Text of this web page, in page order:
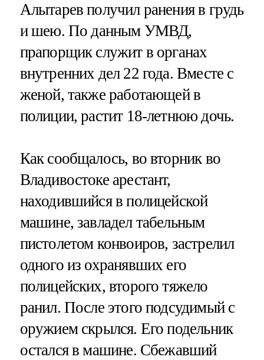
Алытарев получил ранения в грудь
и шею. По данным УМВД,
прапорщик служит в органах
внутренних дел 22 года. Вместе с
женой, также работающей в
полиции, растит 18-летнюю дочь.
Как сообщалось, во вторник во
Владивостоке арестант,
находившийся в полицейской
машине, завладел табельным
пистолетом конвоиров, застрелил
одного из охранявших его
полицейских, второго тяжело
ранил. После этого подсудимый с
оружием скрылся. Его подельник
остался в машине. Сбежавший